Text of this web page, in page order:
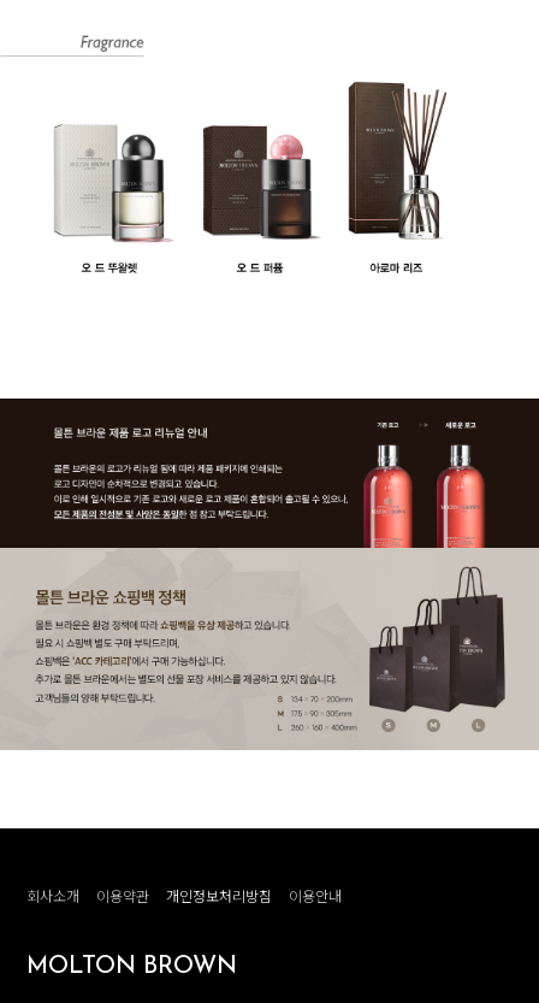
회사소개 이용약관 개인정보처리방침 이용안내
MOLTON BROWN